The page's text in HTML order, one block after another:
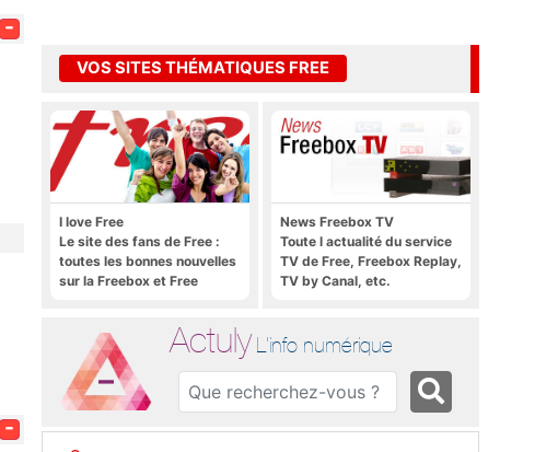
-
-
VOS SITES THÉMATIQUES FREE
I love Free
Le site des fans de Free :
toutes les bonnes nouvelles
sur la Freebox et Free
News Freebox TV
Toute l actualité du service
TV de Free, Freebox Replay,
TV by Canal, etc.
Actuly L'info numérique